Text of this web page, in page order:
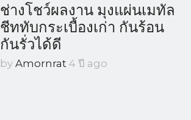
ช่างโชว์ผลงาน มุงแผ่นเมทัล
ชีททับกระเบื้องเก่า กันร้อน
กันรั่วได้ดี
by Amornrat 4 ปี ago